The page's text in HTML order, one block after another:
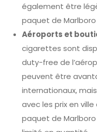
également être
paquet de Marlboro
Aéroports et
cigarettes sont
duty-free de
peuvent être
internationaux,
avec les prix en ville
paquet de Marlboro